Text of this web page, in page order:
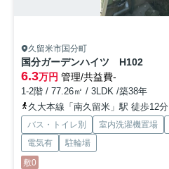
久留米市国分町
国分ガーデンハイツ H102
6.3万円 管理/共益費-
1-2階 / 77.26㎡ / 3LDK /築38年
久大本線「南久留米」駅 徒歩12分
バス・トイレ別 室内洗濯機置場
電気有
駐輪場
敷0